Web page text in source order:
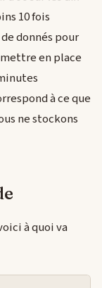
10 fois
donnés pour
en place
à ce que
ne stockons
à quoi va